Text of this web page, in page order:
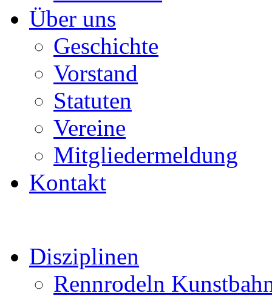
Über uns
Geschichte
Vorstand
Statuten
Vereine
Mitgliedermeldung
Kontakt
Disziplinen
Rennrodeln